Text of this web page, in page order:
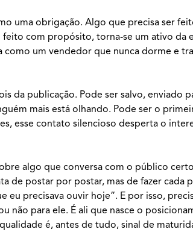
uma obrigação. Algo que precisa ser
com propósito, torna-se um ativo da
um vendedor que nunca dorme e
da publicação. Pode ser salvo, enviado
mais está olhando. Pode ser o
esse contato silencioso desperta o
algo que conversa com o público
de postar por postar, mas de fazer cada
precisava ouvir hoje”. E por isso,
não para ele. É ali que nasce o
é, antes de tudo, sinal de